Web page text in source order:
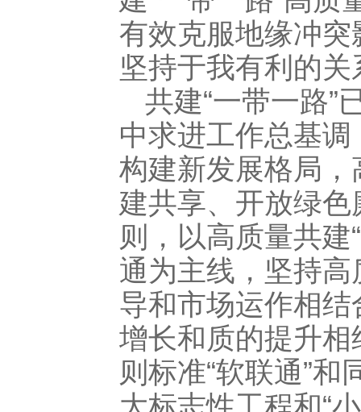
有效克服地缘冲
坚持于我有利的
共建“一带一路”
中求进工作总基
构建新发展格局
建共享、开放绿
则，以高质量共建
通为主线，坚持
导和市场运作相
增长和质的提升相
则标准“软联通”和